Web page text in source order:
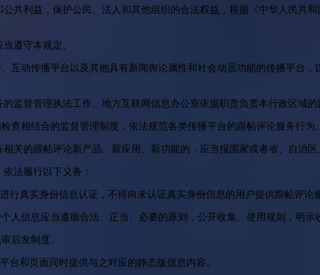
共利益，保护公民、法人和其他组织的合法权益，根据《中华人民共
遵守本规定。
互动传播平台以及其他具有新闻舆论属性和社会动员功能的传播平台
监督管理执法工作。地方互联网信息办公室依据职责负责本行政区域
查相结合的监督管理制度，依法规范各类传播平台的跟帖评论服务行为
关的跟帖评论新产品、新应用、新功能的，应当报国家或者省、自治
法履行以下义务：
行真实身份信息认证，不得向未认证真实身份信息的用户提供跟帖评论
人信息应当遵循合法、正当、必要的原则，公开收集、使用规则，明
后发制度。
台和页面同时提供与之对应的静态版信息内容。